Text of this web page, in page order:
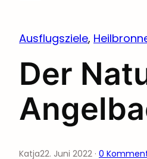
Ausflugsziele,
Der
Katja22. Juni 2022 · 0